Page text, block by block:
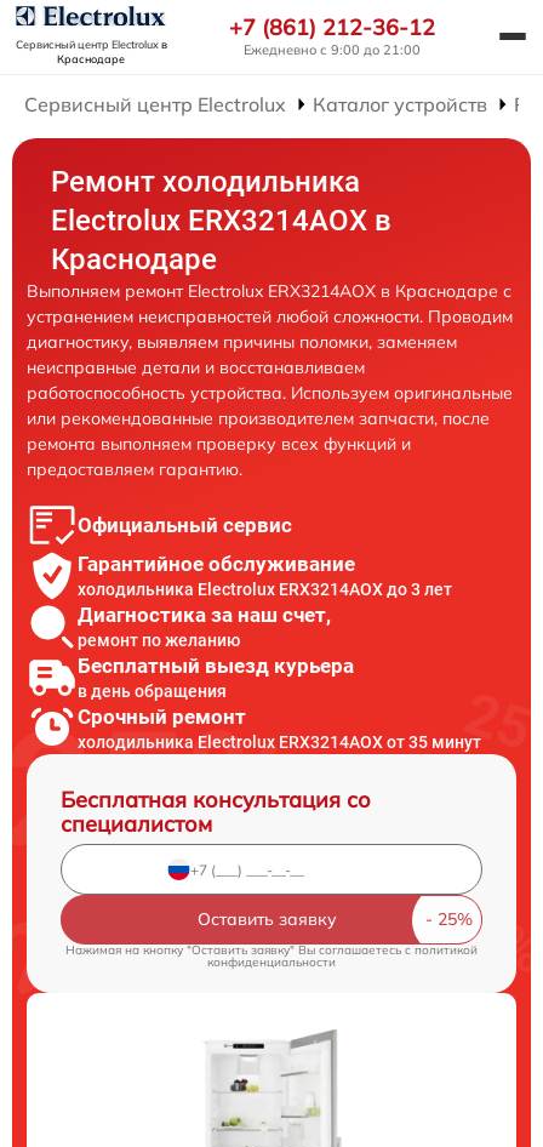
Сервисный центр Electroluxв
Краснодаре
+7 (861) 212-36-12
Ежедневно с 9:00 до 21:00
Сервисный центр Electrolux Каталог устройств
Ремонт холодильника
Electrolux ERX3214AOX в
Краснодаре
Выполняем ремонт Electrolux ERX3214AOX в Краснодаре с
устранением неисправностей любой сложности. Проводим
диагностику, выявляем причины поломки, заменяем
неисправные детали и восстанавливаем
работоспособность устройства. Используем оригинальные
или рекомендованные производителем запчасти, после
ремонта выполняем проверку всех функций и
предоставляем гарантию.
Официальный сервис
Гарантийное обслуживание
холодильника Electrolux ERX3214AOX до 3 лет
Диагностика за наш счет,
ремонт по желанию
Бесплатный выезд курьера
в день обращения
Срочный ремонт
холодильника Electrolux ERX3214AOX от 35 минут
Бесплатная консультация со
специалистом
Оставить заявку
Нажимая на кнопку "Оставить заявку" Вы соглашаетесь c политикой
конфиденциальности